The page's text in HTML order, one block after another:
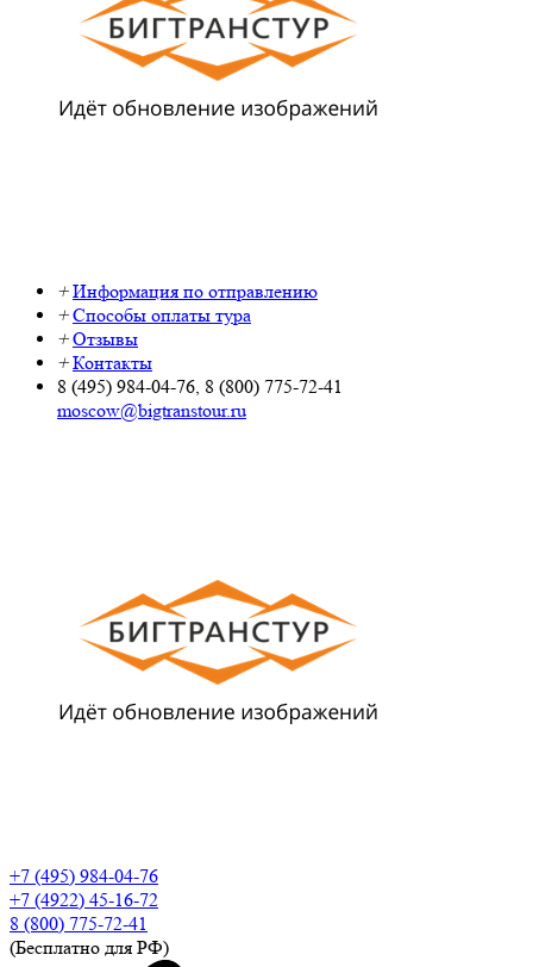
+ Информация по отправлению
+ Способы оплаты тура
+ Отзывы
+ Контакты
8 (495) 984-04-76, 8 (800) 775-72-41
moscow@bigtranstour.ru
+7 (495) 984-04-76
+7 (4922) 45-16-72
8 (800) 775-72-41
(Бесплатно для РФ)